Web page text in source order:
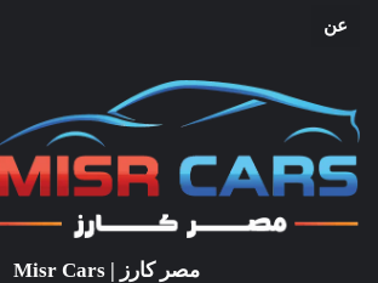
عن
مصر كارز | Misr Cars